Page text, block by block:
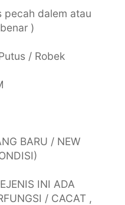
pecah dalem atau
)
/ Robek
BARU / NEW
INI ADA
/ CACAT ,